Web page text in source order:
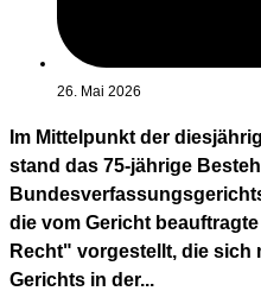
26. Mai 2026
Im Mittelpunkt der
stand das 75-jährige
die vom Gericht
Recht" vorgestellt, die sich
Gerichts in der...